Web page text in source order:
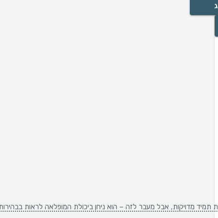
תמיד מדויקות, אבל מעבר לזה – הוא ניחן ביכולת המופלאה לראות